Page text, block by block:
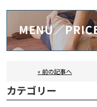
« 前の記事へ
カテゴリー